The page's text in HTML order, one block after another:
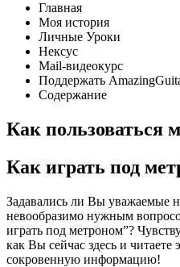
Главная
Моя история
Личные Уроки
Нексус
Mail-видеокурс
Поддержать
Содержание
Как пользоваться
Как играть под
Задавались ли Вы уважаемые
невообразимо нужным
играть под метроном”?
как Вы сейчас здесь и читаете
сокровенную информацию!